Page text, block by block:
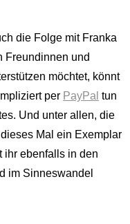
die Folge mit Franka
Freundinnen und
möchtet, könnt
per PayPal tun
Und unter allen, die
Mal ein Exemplar
ihr ebenfalls in den
im Sinneswandel